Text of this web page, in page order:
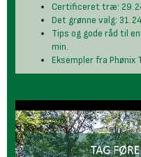
Certificeret træ:
Det grønne valg:
Tips og gode råd til
min.
Eksempler fra Phønix